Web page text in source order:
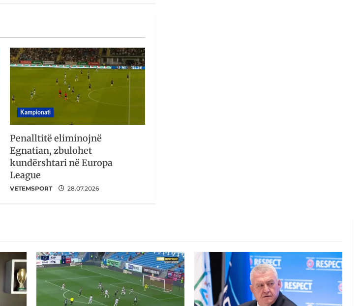
Kampionati
Penalltitë eliminojnë
Egnatian, zbulohet
kundërshtari në Europa
League
VETEMSPORT 28.07.2026